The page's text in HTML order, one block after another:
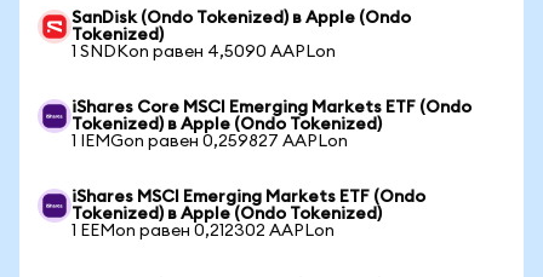
SanDisk (Ondo Tokenized) в Apple (Ondo
Tokenized)
1 SNDKon равен 4,5090 AAPLon
iShares Core MSCI Emerging Markets ETF (Ondo
Tokenized) в Apple (Ondo Tokenized)
1 IEMGon равен 0,259827 AAPLon
iShares MSCI Emerging Markets ETF (Ondo
Tokenized) в Apple (Ondo Tokenized)
1 EEMon равен 0,212302 AAPLon